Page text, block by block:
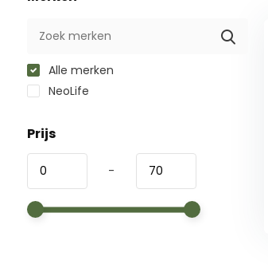
Alle merken
NeoLife
Prijs
-